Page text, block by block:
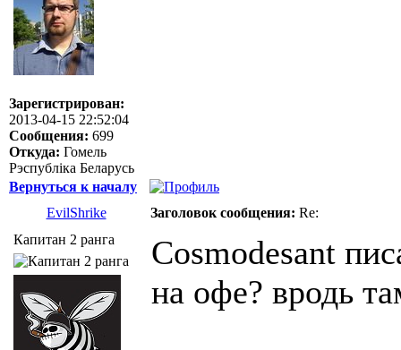
Зарегистрирован:
2013-04-15 22:52:04
Сообщения: 699
Откуда: Гомель
Рэспублiка Беларусь
Вернуться к началу
EvilShrike
Заголовок сообщения: Re:
Капитан 2 ранга
Cosmodesant
на офе? вродь